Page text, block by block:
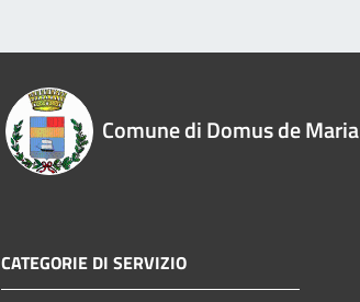
Comune di Domus de Maria
CATEGORIE DI SERVIZIO